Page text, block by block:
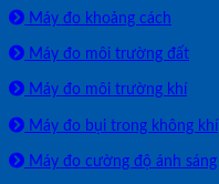
Máy đo khoảng cách
Máy đo môi trường đất
Máy đo môi trường khí
Máy đo bụi trong không khí
Máy đo cường độ ánh sáng